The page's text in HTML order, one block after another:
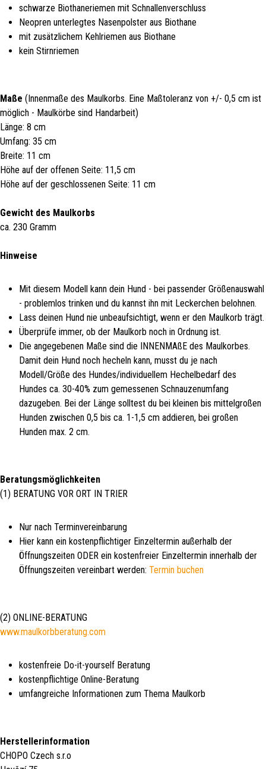
schwarze Biothaneriemen mit Schnallenverschluss
Neopren unterlegtes Nasenpolster aus Biothane
mit zusätzlichem Kehlriemen aus Biothane
kein Stirnriemen
Maße (Innenmaße des Maulkorbs. Eine Maßtoleranz von +/- 0,5 cm ist
möglich - Maulkörbe sind Handarbeit)
Länge: 8 cm
Umfang: 35 cm
Breite: 11 cm
Höhe auf der offenen Seite: 11,5 cm
Höhe auf der geschlossenen Seite: 11 cm
Gewicht des Maulkorbs
ca. 230 Gramm
Hinweise
Mit diesem Modell kann dein Hund - bei passender Größenauswahl
- problemlos trinken und du kannst ihn mit Leckerchen belohnen.
Lass deinen Hund nie unbeaufsichtigt, wenn er den Maulkorb trägt.
Überprüfe immer, ob der Maulkorb noch in Ordnung ist.
Die angegebenen Maße sind die INNENMAßE des Maulkorbes.
Damit dein Hund noch hecheln kann, musst du je nach
Modell/Größe des Hundes/individuellem Hechelbedarf des
Hundes ca. 30-40% zum gemessenen Schnauzenumfang
dazugeben. Bei der Länge solltest du bei kleinen bis mittelgroßen
Hunden zwischen 0,5 bis ca. 1-1,5 cm addieren, bei großen
Hunden max. 2 cm.
Beratungsmöglichkeiten
(1) BERATUNG VOR ORT IN TRIER
Nur nach Terminvereinbarung
Hier kann ein kostenpflichtiger Einzeltermin außerhalb der
Öffnungszeiten ODER ein kostenfreier Einzeltermin innerhalb der
Öffnungszeiten vereinbart werden: Termin buchen
(2) ONLINE-BERATUNG
www.maulkorbberatung.com
kostenfreie Do-it-yourself Beratung
kostenpflichtige Online-Beratung
umfangreiche Informationen zum Thema Maulkorb
Herstellerinformation
CHOPO Czech s.r.o